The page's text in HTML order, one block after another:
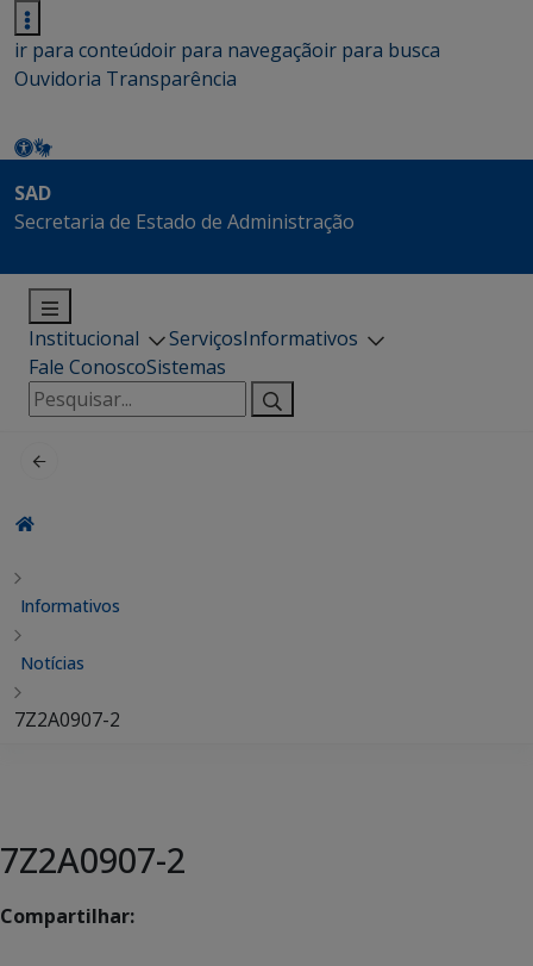
ir para conteúdoir para navegaçãoir para busca
Ouvidoria Transparência
SAD
Secretaria de Estado de Administração
Institucional ServiçosInformativos
Fale ConoscoSistemas
Pesquisar
por:
Informativos
Notícias
7Z2A0907-2
7Z2A0907-2
Compartilhar: